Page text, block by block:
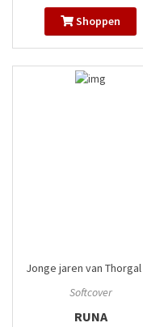
Shoppen
Jonge jaren van Thorgal
Softcover
RUNA